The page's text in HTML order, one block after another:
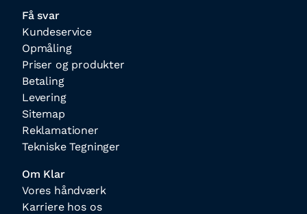
Få svar
Kundeservice
Opmåling
Priser og produkter
Betaling
Levering
Sitemap
Reklamationer
Tekniske Tegninger
Om Klar
Vores håndværk
Karriere hos os